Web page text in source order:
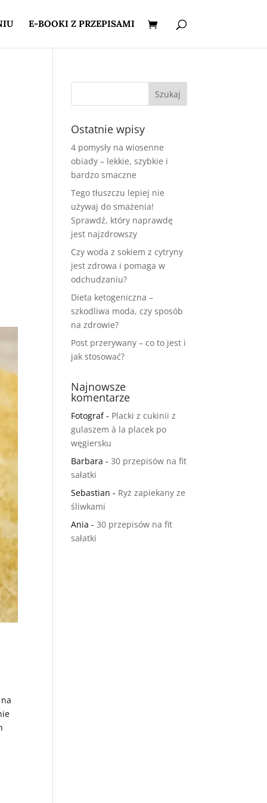
E-BOOKI Z PRZEPISAMI
Ostatnie wpisy
4 pomysły na wiosenne
obiady – lekkie, szybkie i
bardzo smaczne
Tego tłuszczu lepiej nie
używaj do smażenia!
Sprawdź, który naprawdę
jest najzdrowszy
Czy woda z sokiem z cytryny
jest zdrowa i pomaga w
odchudzaniu?
Dieta ketogeniczna –
szkodliwa moda, czy sposób
na zdrowie?
Post przerywany – co to jest i
jak stosować?
Najnowsze
komentarze
Fotograf- Placki z cukinii z
gulaszem à la placek po
węgiersku
Barbara -30 przepisów na fit
sałatki
Sebastian - Ryż zapiekany ze
śliwkami
Ania -30 przepisów na fit
sałatki